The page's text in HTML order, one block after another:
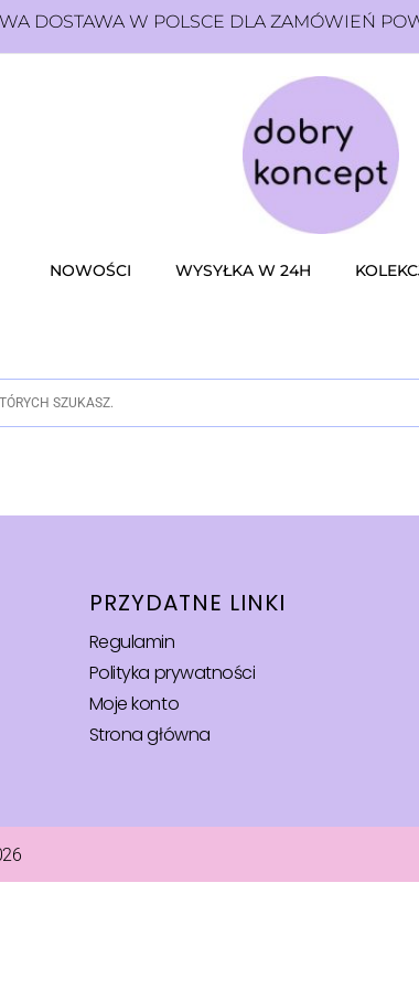
DOSTAWA W POLSCE DLA ZAMÓWIEŃ
NOWOŚCI WYSYŁKA W 24H
SZUKASZ.
PRZYDATNE LINKI
Regulamin
Polityka prywatności
Moje konto
Strona główna